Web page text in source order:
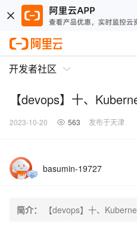
开发者社区
【devops】十、
2023-10-20 563 发布于天津
basumin-19727
简介： 【devops】十、